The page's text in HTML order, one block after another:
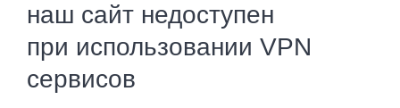
наш сайт недоступен
при использовании VPN
сервисов